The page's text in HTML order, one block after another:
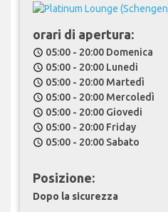
orari di apertura:
schedule 05:00 - 20:00 Domenica
schedule 05:00 - 20:00 Lunedi
schedule 05:00 - 20:00 Martedì
schedule 05:00 - 20:00 Mercoledì
schedule 05:00 - 20:00 Giovedi
schedule 05:00 - 20:00 Friday
schedule 05:00 - 20:00 Sabato
Posizione:
Dopo la sicurezza